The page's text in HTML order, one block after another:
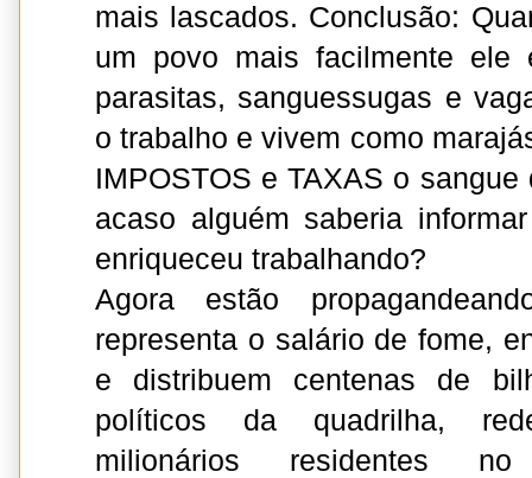
mais lascados. Conclusão:
um povo mais facilmente ele
parasitas, sanguessugas e
o trabalho e vivem como
IMPOSTOS e TAXAS o
acaso alguém saberia
enriqueceu trabalhando?
Agora estão
representa o salário de fome,
e distribuem centenas de
políticos da quadrilha,
milionários residentes